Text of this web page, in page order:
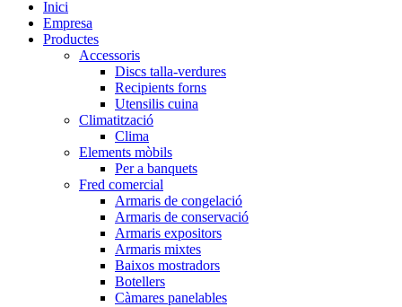
Inici
Empresa
Productes
Accessoris
Discs talla-verdures
Recipients forns
Utensilis cuina
Climatització
Clima
Elements mòbils
Per a banquets
Fred comercial
Armaris de congelació
Armaris de conservació
Armaris expositors
Armaris mixtes
Baixos mostradors
Botellers
Càmares panelables